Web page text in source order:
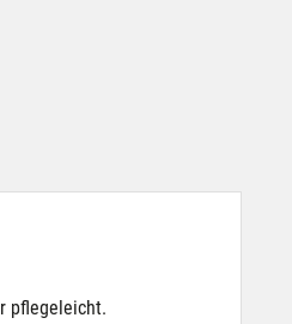
pflegeleicht.